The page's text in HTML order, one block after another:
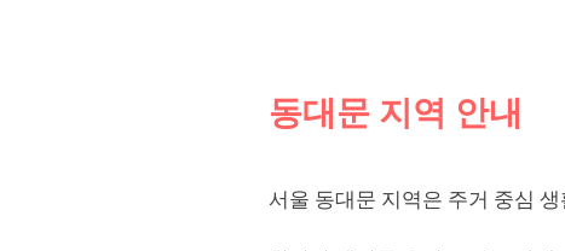
동대문 지역 안내
서울 동대문 지역은 주거 중심